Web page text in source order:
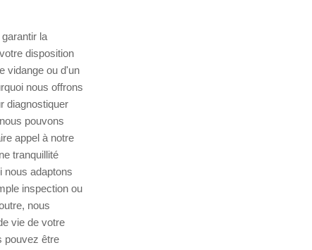
la
disposition
vidange ou d'un
nous offrons
diagnostiquer
pouvons
appel à notre
tranquillité
nous adaptons
inspection ou
nous
vie de votre
pouvez être